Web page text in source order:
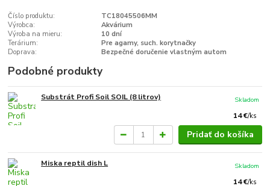
Číslo produktu:
TC18045506MM
Výrobca:
Akvárium
Výroba na mieru:
10 dní
Terárium:
Pre agamy, such. korytnačky
Doprava:
Bezpečné doručenie vlastným autom
Podobné produkty
Substrát Profi Soil SOIL (8 litrov)
14 €/ks
Skladom
Pridať do košíka
Miska reptil dish L
14 €/ks
Skladom